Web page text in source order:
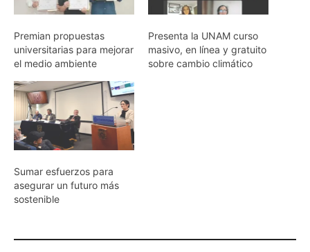
Premian propuestas
universitarias para mejorar
el medio ambiente
Presenta la UNAM curso
masivo, en línea y gratuito
sobre cambio climático
Sumar esfuerzos para
asegurar un futuro más
sostenible